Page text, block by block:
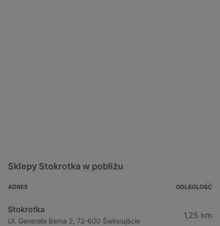
Sklepy Stokrotka w pobliżu
ADRES ODLEGŁOŚĆ
Stokrotka
Ul. Generała Bema 2, 72-600 Świnoujście
1,25 km